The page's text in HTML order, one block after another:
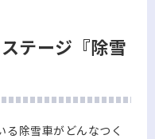
テージ『除雪
除雪車がどんなつく